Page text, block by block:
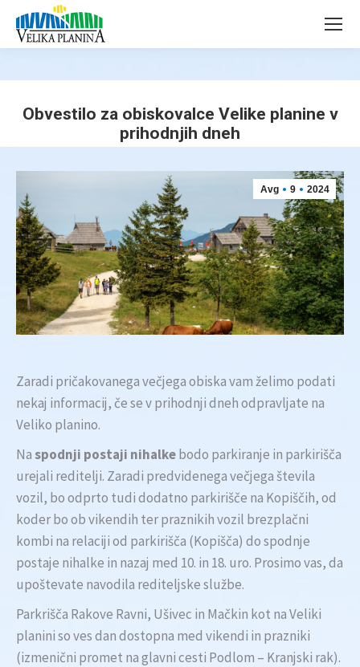
in
in
Obvestilo za obiskovalce Velike planine v
prihodnjih dneh
Avg 9 2024
Zaradi pričakovanega večjega obiska vam želimo podati
nekaj informacij, če se v prihodnji dneh odpravljate na
Veliko planino.
Naspodnji postaji nihalkebodo parkiranje in parkirišča
urejali reditelji. Zaradi predvidenega večjega števila
vozil, bo odprto tudi dodatno parkirišče na Kopiščih, od
koder bo ob vikendih ter praznikih vozil brezplačni
kombi na relaciji od parkirišča (Kopišča) do spodnje
postaje nihalke in nazaj med 10. in 18. uro. Prosimo vas, da
upoštevate navodila rediteljske službe.
Parkrišča Rakove Ravni, Ušivec in Mačkin kot na Veliki
planini so ves dan dostopna med vikendi in prazniki
(izmenični promet na glavni cesti Podlom – Kranjski rak).